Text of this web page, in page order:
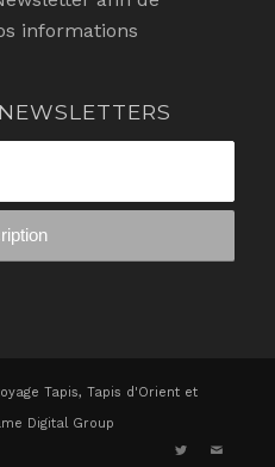
informations
Tapis, Tapis d'Orient et
Digital Group